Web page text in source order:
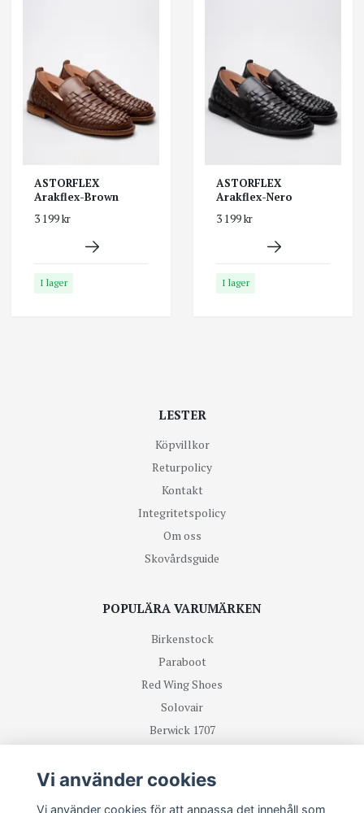
ASTORFLEX
Arakflex-Brown
3 199 kr
I lager
ASTORFLEX
Arakflex-Nero
3 199 kr
I lager
LESTER
Köpvillkor
Returpolicy
Kontakt
Integritetspolicy
Om oss
Skovårdsguide
POPULÄRA VARUMÄRKEN
Birkenstock
Paraboot
Red Wing Shoes
Solovair
Berwick 1707
TA DEL UTAV NYHETER OCH ERBJUDANDEN FÖRST
Vi använder cookies
Vi använder cookies för att anpassa det innehåll som